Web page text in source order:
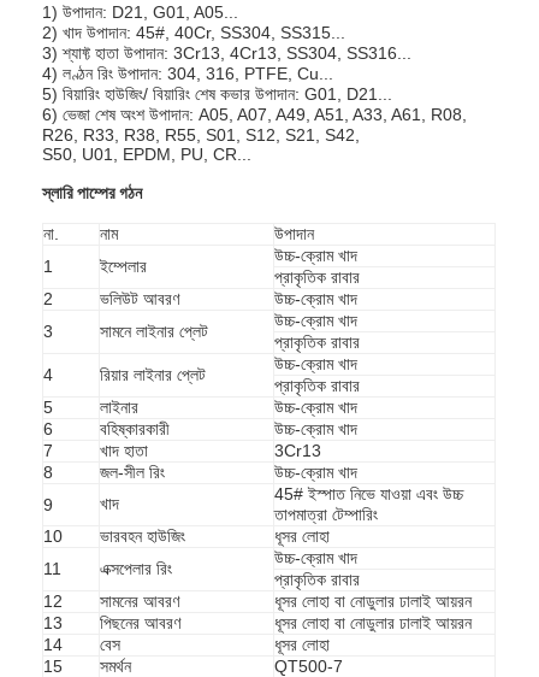
1) উপাদান: D21, G01, A05...
2) খাদ উপাদান: 45#, 40Cr, SS304, SS315...
3) শ্যাফ্ট হাতা উপাদান: 3Cr13, 4Cr13, SS304, SS316...
4) লণ্ঠন রিং উপাদান: 304, 316, PTFE, Cu...
5) বিয়ারিং হাউজিং/ বিয়ারিং শেষ কভার উপাদান: G01, D21...
6) ভেজা শেষ অংশ উপাদান: A05, A07, A49, A51, A33, A61, R08,
R26, R33, R38, R55, S01, S12, S21, S42,
S50, U01, EPDM, PU, ​​CR...
স্লারি পাম্পের গঠন
না. নাম
উপাদান
1
ইম্পেলার
উচ্চ-ক্রোম খাদ
প্রাকৃতিক রাবার
2
ভলিউট আবরণ
উচ্চ-ক্রোম খাদ
3
সামনে লাইনার প্লেট
উচ্চ-ক্রোম খাদ
প্রাকৃতিক রাবার
4
রিয়ার লাইনার প্লেট
উচ্চ-ক্রোম খাদ
প্রাকৃতিক রাবার
5
লাইনার
উচ্চ-ক্রোম খাদ
6
বহিষ্কারকারী
উচ্চ-ক্রোম খাদ
7
খাদ হাতা
3Cr13
8
জল-সীল রিং
উচ্চ-ক্রোম খাদ
9
খাদ
45# ইস্পাত নিভে যাওয়া এবং উচ্চ
তাপমাত্রা টেম্পারিং
10
ভারবহন হাউজিং
ধূসর লোহা
11
এক্সপেলার রিং
উচ্চ-ক্রোম খাদ
প্রাকৃতিক রাবার
12
সামনের আবরণ
ধূসর লোহা বা নোডুলার ঢালাই আয়রন
13
পিছনের আবরণ
ধূসর লোহা বা নোডুলার ঢালাই আয়রন
14
বেস
ধূসর লোহা
15
সমর্থন QT500-7